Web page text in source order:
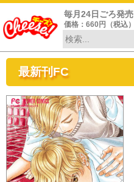
毎月24日ごろ発売
価格：660円（税込）
最新刊FC